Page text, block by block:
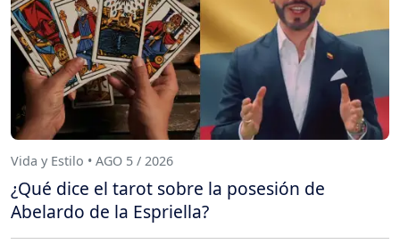
Vida y Estilo • AGO 5 / 2026
¿Qué dice el tarot sobre la posesión de
Abelardo de la Espriella?